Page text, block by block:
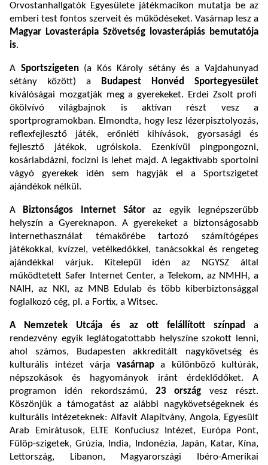
Orvostanhallgatók Egyesülete játékmacikon mutatja be az
emberi test fontos szerveit és működéseket. Vasárnap lesz a
Magyar Lovasterápia Szövetség lovasterápiás bemutatója
is.
A Sportszigeten (a Kós Károly sétány és a Vajdahunyad
sétány között) a Budapest Honvéd Sportegyesület
kiválóságai mozgatják meg a gyerekeket. Erdei Zsolt profi
ökölvívó világbajnok is aktívan részt vesz a
sportprogramokban. Elmondta, hogy lesz lézerpisztolyozás,
reflexfejlesztő játék, erőnléti kihívások, gyorsasági és
fejlesztő játékok, ugróiskola. Ezenkívül pingpongozni,
kosárlabdázni, focizni is lehet majd. A legaktívabb sportolni
vágyó gyerekek idén sem hagyják el a Sportszigetet
ajándékok nélkül.
A Biztonságos Internet Sátoraz egyik legnépszerűbb
helyszín a Gyereknapon. A gyerekeket a biztonságosabb
internethasználat témakörébe tartozó számítógépes
játékokkal, kvízzel, vetélkedőkkel, tanácsokkal és rengeteg
ajándékkal várjuk. Kitelepül idén az NGYSZ által
működtetett Safer Internet Center, a Telekom, az NMHH, a
NAIH, az NKI, az MNB Edulab és több kiberbiztonsággal
foglalkozó cég, pl. a Fortix, a Witsec.
A Nemzetek Utcája és az ott felállított színpada
rendezvény egyik leglátogatottabb helyszíne szokott lenni,
ahol számos, Budapesten akkreditált nagykövetség és
kulturális intézet várja vasárnapa különböző kultúrák,
népszokások és hagyományok iránt érdeklődőket. A
programon idén rekordszámú, 23 ország vesz részt.
Köszönjük a támogatást az alábbi nagykövetségeknek és
kulturális intézeteknek: Alfavit Alapítvány, Angola, Egyesült
Arab Emirátusok, ELTE Konfuciusz Intézet, Európa Pont,
Fülöp-szigetek, Grúzia, India, Indonézia, Japán, Katar, Kína,
Lettország, Libanon, Magyarországi Ibéro-Amerikai